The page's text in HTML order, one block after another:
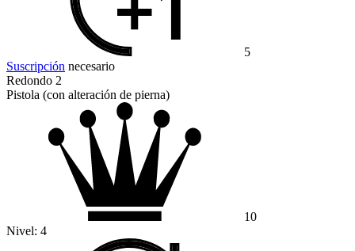
5
Suscripción necesario
Redondo 2
Pistola (con alteración de pierna)
10
Nivel: 4